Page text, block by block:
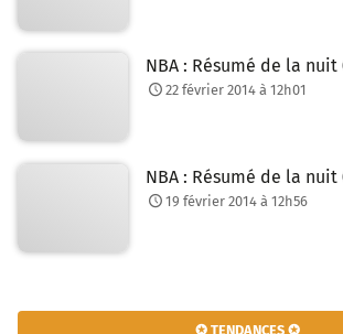
NBA : Résumé de la nuit
22 février 2014 à 12h01
NBA : Résumé de la nuit
19 février 2014 à 12h56
✪ TENDANCES ✪